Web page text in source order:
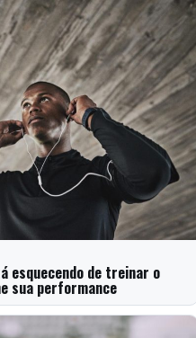
esquecendo de treinar o
sua performance